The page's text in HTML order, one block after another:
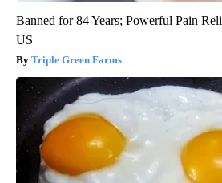
Banned for 84 Years; Powerful Pain
US
Triple Green Farms